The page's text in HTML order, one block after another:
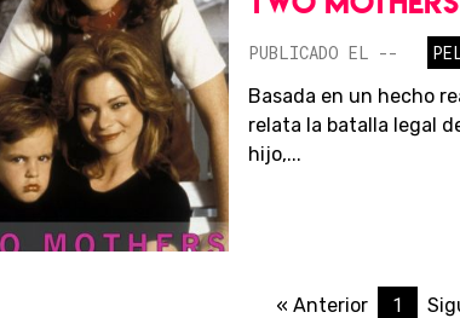
PUBLICADO EL --
Basada en un hecho
relata la batalla legal
hijo,...
« Anterior 1